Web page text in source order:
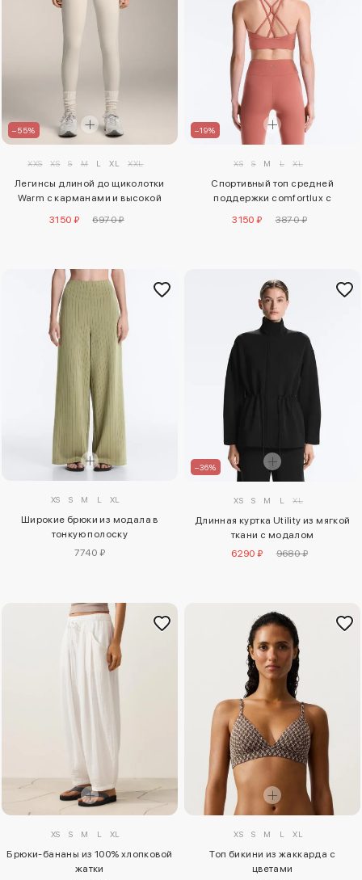
–55%
XXS XS S M L XL XXL
Легинсы длиной до щиколотки
Warm с карманами и высокой
3150 ₽ 6970 ₽
–19%
XS S M L XL
Спортивный топ средней
поддержки comfortlux с
3150 ₽ 3870 ₽
XS S M L XL
Широкие брюки из модала в
тонкую полоску
7740 ₽
–36%
XS S M L XL
Длинная куртка Utility из мягкой
ткани с модалом
6290 ₽
9680 ₽
XS S M L XL
Брюки-бананы из 100% хлопковой
жатки
XS S M L XL
Топ бикини из жаккарда с
цветами